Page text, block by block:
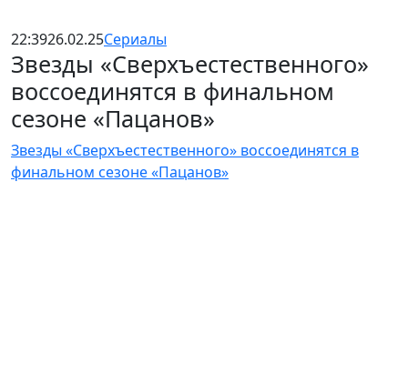
22:3926.02.25Сериалы
Звезды «Сверхъестественного»
воссоединятся в финальном
сезоне «Пацанов»
Звезды «Сверхъестественного» воссоединятся в
финальном сезоне «Пацанов»